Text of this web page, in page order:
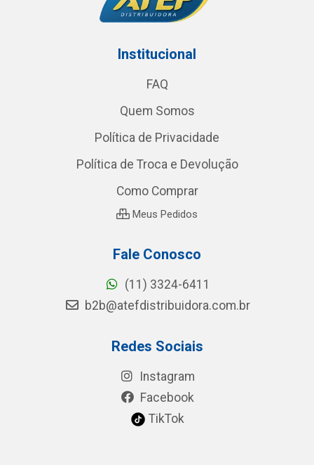
Institucional
FAQ
Quem Somos
Política de Privacidade
Política de Troca e Devolução
Como Comprar
Meus Pedidos
Fale Conosco
(11) 3324-6411
b2b@atefdistribuidora.com.br
Redes Sociais
Instagram
Facebook
TikTok